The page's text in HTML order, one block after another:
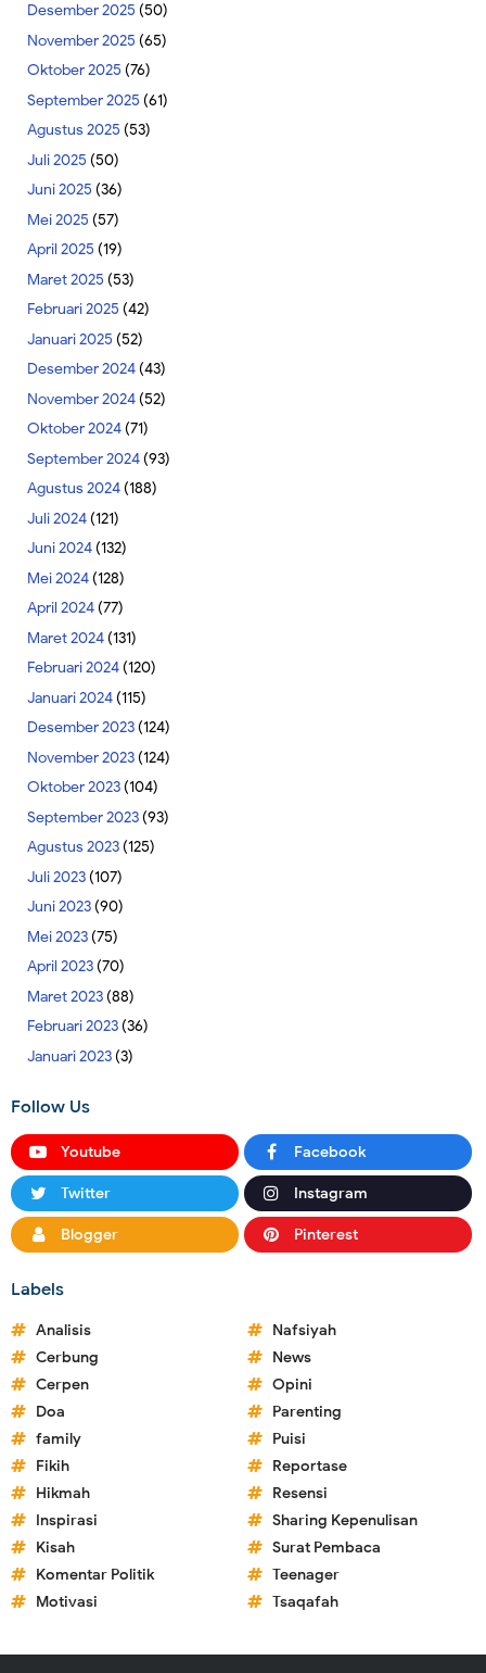
Desember 2025 (50)
November 2025 (65)
Oktober 2025 (76)
September 2025 (61)
Agustus 2025 (53)
Juli 2025 (50)
Juni 2025 (36)
Mei 2025 (57)
April 2025 (19)
Maret 2025 (53)
Februari 2025 (42)
Januari 2025 (52)
Desember 2024(43)
November 2024(52)
Oktober 2024(71)
September 2024(93)
Agustus 2024(188)
Juli 2024(121)
Juni 2024(132)
Mei 2024(128)
April 2024(77)
Maret 2024(131)
Februari 2024(120)
Januari 2024(115)
Desember 2023(124)
November 2023(124)
Oktober 2023(104)
September 2023(93)
Agustus 2023(125)
Juli 2023(107)
Juni 2023(90)
Mei 2023(75)
April 2023(70)
Maret 2023(88)
Februari 2023(36)
Januari 2023(3)
Follow Us
Youtube Facebook
Twitter Instagram
Blogger Pinterest
Labels
Analisis
Cerbung
Cerpen
Doa
family
Fikih
Hikmah
Inspirasi
Kisah
Komentar Politik
Motivasi
Nafsiyah
News
Opini
Parenting
Puisi
Reportase
Resensi
Sharing Kepenulisan
Surat Pembaca
Teenager
Tsaqafah